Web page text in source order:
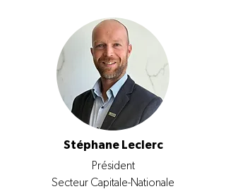
Stéphane Leclerc
Président
Secteur Capitale-Nationale